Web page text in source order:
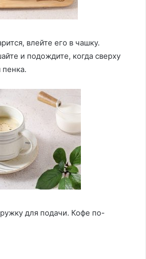
влейте его в чашку.
и подождите, когда сверху
пенка.
для подачи. Кофе по-